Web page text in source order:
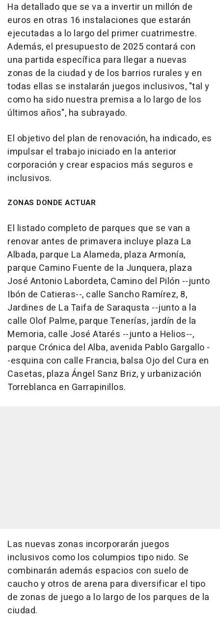
Ha detallado que se va a invertir un millón de
euros en otras 16 instalaciones que estarán
ejecutadas a lo largo del primer cuatrimestre.
Además, el presupuesto de 2025 contará con
una partida específica para llegar a nuevas
zonas de la ciudad y de los barrios rurales y en
todas ellas se instalarán juegos inclusivos, "tal y
como ha sido nuestra premisa a lo largo de los
últimos años", ha subrayado.
El objetivo del plan de renovación, ha indicado, es
impulsar el trabajo iniciado en la anterior
corporación y crear espacios más seguros e
inclusivos.
ZONAS DONDE ACTUAR
El listado completo de parques que se van a
renovar antes de primavera incluye plaza La
Albada, parque La Alameda, plaza Armonía,
parque Camino Fuente de la Junquera, plaza
José Antonio Labordeta, Camino del Pilón --junto
Ibón de Catieras--, calle Sancho Ramírez, 8,
Jardines de La Taifa de Saraqusta --junto a la
calle Olof Palme, parque Tenerías, jardín de la
Memoria, calle José Atarés --junto a Helios--,
parque Crónica del Alba, avenida Pablo Gargallo -
-esquina con calle Francia, balsa Ojo del Cura en
Casetas, plaza Ángel Sanz Briz, y urbanización
Torreblanca en Garrapinillos.
Las nuevas zonas incorporarán juegos
inclusivos como los columpios tipo nido. Se
combinarán además espacios con suelo de
caucho y otros de arena para diversificar el tipo
de zonas de juego a lo largo de los parques de la
ciudad.